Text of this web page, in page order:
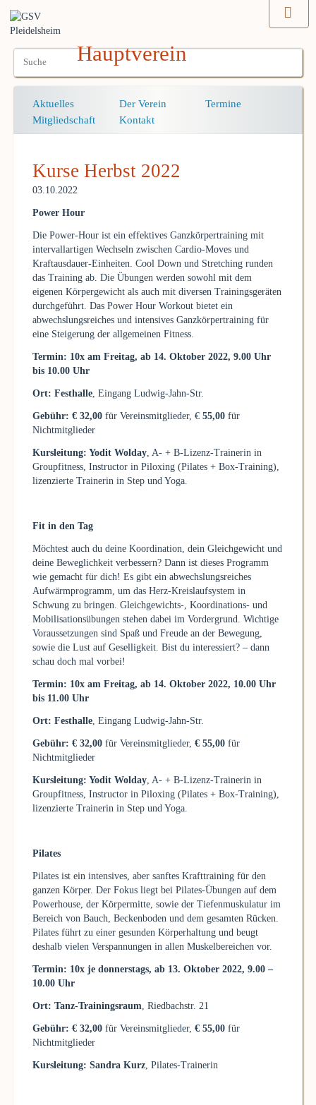
Hauptverein
Navigation
überspringen
Aktuelles Der Verein
Termine
Mitgliedschaft
Kontakt
Kurse Herbst 2022
03.10.2022
Power Hour
Die Power-Hour ist ein effektives Ganzkörpertraining mit
intervallartigen Wechseln zwischen Cardio-Moves und
Kraftausdauer-Einheiten. Cool Down und Stretching runden
das Training ab. Die Übungen werden sowohl mit dem
eigenen Körpergewicht als auch mit diversen Trainingsgeräten
durchgeführt. Das Power Hour Workout bietet ein
abwechslungsreiches und intensives Ganzkörpertraining für
eine Steigerung der allgemeinen Fitness.
Termin: 10x am Freitag, ab 14. Oktober 2022, 9.00 Uhr
bis 10.00 Uhr
Ort: Festhalle, Eingang Ludwig-Jahn-Str.
Gebühr: € 32,00 für Vereinsmitglieder, € 55,00für
Nichtmitglieder
Kursleitung: Yodit Wolday, A- + B-Lizenz-Trainerin in
Groupfitness, Instructor in Piloxing (Pilates + Box-Training),
lizenzierte Trainerin in Step und Yoga.
Fit in den Tag
Möchtest auch du deine Koordination, dein Gleichgewicht und
deine Beweglichkeit verbessern? Dann ist dieses Programm
wie gemacht für dich! Es gibt ein abwechslungsreiches
Aufwärmprogramm, um das Herz-Kreislaufsystem in
Schwung zu bringen. Gleichgewichts-, Koordinations- und
Mobilisationsübungen stehen dabei im Vordergrund. Wichtige
Voraussetzungen sind Spaß und Freude an der Bewegung,
sowie die Lust auf Geselligkeit. Bist du interessiert? – dann
schau doch mal vorbei!
Termin: 10x am Freitag, ab 14. Oktober 2022, 10.00 Uhr
bis 11.00 Uhr
Ort: Festhalle, Eingang Ludwig-Jahn-Str.
Gebühr: € 32,00für Vereinsmitglieder, € 55,00für
Nichtmitglieder
Kursleitung: Yodit Wolday, A- + B-Lizenz-Trainerin in
Groupfitness, Instructor in Piloxing (Pilates + Box-Training),
lizenzierte Trainerin in Step und Yoga.
Pilates
Pilates ist ein intensives, aber sanftes Krafttraining für den
ganzen Körper. Der Fokus liegt bei Pilates-Übungen auf dem
Powerhouse, der Körpermitte, sowie der Tiefenmuskulatur im
Bereich von Bauch, Beckenboden und dem gesamten Rücken.
Pilates führt zu einer gesunden Körperhaltung und beugt
deshalb vielen Verspannungen in allen Muskelbereichen vor.
Termin: 10x je donnerstags, ab 13. Oktober 2022, 9.00 –
10.00 Uhr
Ort: Tanz-Trainingsraum, Riedbachstr. 21
Gebühr: € 32,00für Vereinsmitglieder, € 55,00für
Nichtmitglieder
Kursleitung: Sandra Kurz, Pilates-Trainerin